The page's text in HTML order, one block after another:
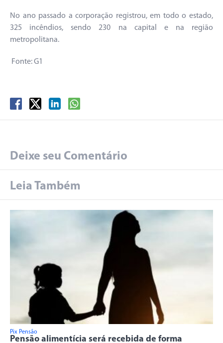
No ano passado a corporação registrou, em todo o estado,
325 incêndios, sendo 230 na capital e na região
metropolitana.
Fonte: G1
Deixe seu Comentário
Leia Também
Pix Pensão
Pensão alimentícia será recebida de forma